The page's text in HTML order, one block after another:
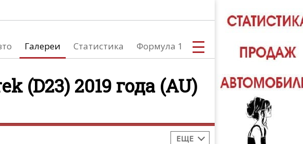
Галереи Статистика Формула 1
(D23) 2019 года (AU)
ЕЩЕ